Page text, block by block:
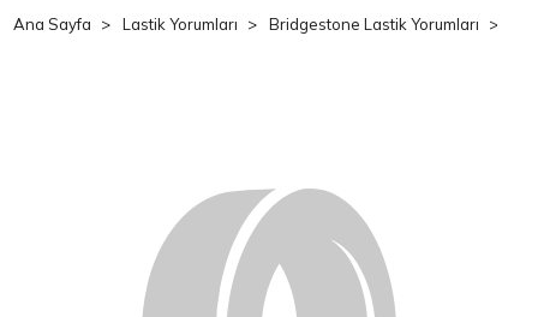
Ana Sayfa Lastik Yorumları Bridgestone Lastik Yorumları